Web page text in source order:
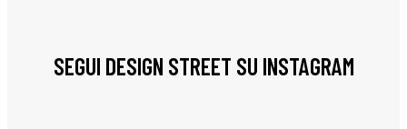
SEGUI DESIGN STREET SU INSTAGRAM